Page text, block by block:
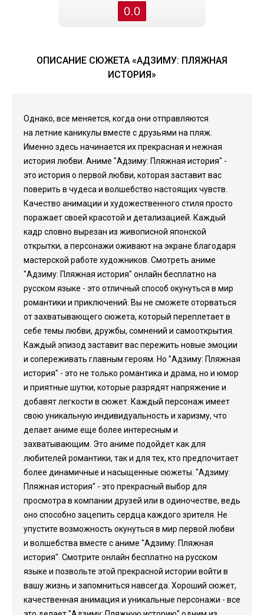
0.0
ОПИСАНИЕ СЮЖЕТА «АДЗИМУ: ПЛЯЖНАЯ
ИСТОРИЯ»
Однако, все меняется, когда они отправляются
на летние каникулы вместе с друзьями на пляж.
Именно здесь начинается их прекрасная и нежная
история любви. Аниме "Адзиму: Пляжная история" -
это история о первой любви, которая заставит вас
поверить в чудеса и волшебство настоящих чувств.
Качество анимации и художественного стиля просто
поражает своей красотой и детализацией. Каждый
кадр словно вырезан из живописной японской
открытки, а персонажи оживают на экране благодаря
мастерской работе художников. Смотреть аниме
"Адзиму: Пляжная история" онлайн бесплатно на
русском языке - это отличный способ окунуться в мир
романтики и приключений. Вы не сможете оторваться
от захватывающего сюжета, который переплетает в
себе темы любви, дружбы, сомнений и самооткрытия.
Каждый эпизод заставит вас пережить новые эмоции
и сопереживать главным героям. Но "Адзиму: Пляжная
история" - это не только романтика и драма, но и юмор
и приятные шутки, которые разрядят напряжение и
добавят легкости в сюжет. Каждый персонаж имеет
свою уникальную индивидуальность и харизму, что
делает аниме еще более интересным и
захватывающим. Это аниме подойдет как для
любителей романтики, так и для тех, кто предпочитает
более динамичные и насыщенные сюжеты. "Адзиму:
Пляжная история" - это прекрасный выбор для
просмотра в компании друзей или в одиночестве, ведь
оно способно зацепить сердца каждого зрителя. Не
упустите возможность окунуться в мир первой любви
и волшебства вместе с аниме "Адзиму: Пляжная
история". Смотрите онлайн бесплатно на русском
языке и позвольте этой прекрасной истории войти в
вашу жизнь и запомниться навсегда. Хороший сюжет,
качественная анимация и уникальные персонажи - все